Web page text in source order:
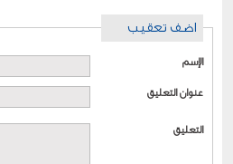
اضف تعقيب
الإسم
عنوان التعليق
التعليق